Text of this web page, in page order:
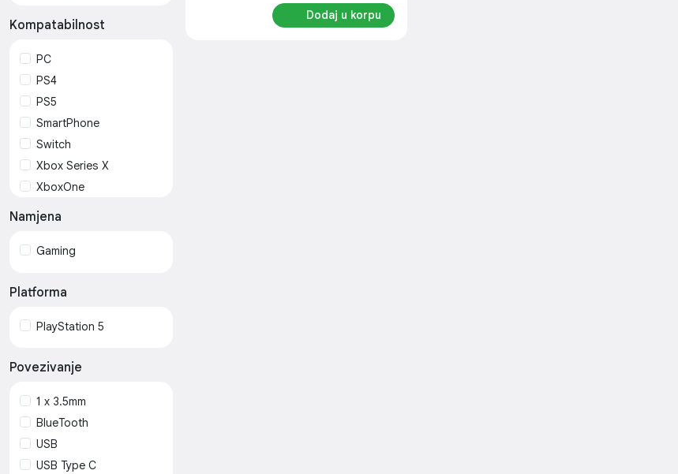
Kompatabilnost
PC
PS4
PS5
SmartPhone
Switch
Xbox Series X
XboxOne
Namjena
Gaming
Platforma
PlayStation 5
Povezivanje
1 x 3.5mm
BlueTooth
USB
USB Type C
Dodaj u korpu